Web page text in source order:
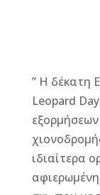
a
c
e
b
o
o
e
e
n
g
e
” Η δέκατη
Leopard
ιδιαίτερα